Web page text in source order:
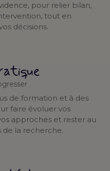
pour relier bilan,
tout en
décisions.
de formation et à des
faire évoluer vos
approches et rester au
de la recherche.